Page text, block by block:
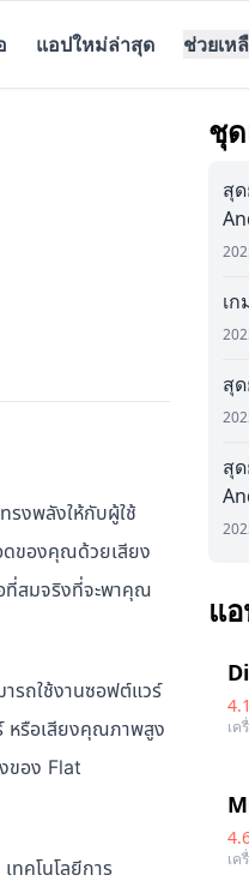
แอปใหม่ล่าสุด ช่วยเห
งพลังให้กับผู้ใช้
ดของคุณด้วยเสียง
ที่สมจริงที่จะพาคุณ
รถใช้งานซอฟต์แวร์
หรือเสียงคุณภาพสูง
ของ Flat
ทคโนโลยีการ
ชุ
สุ
เ
สุ
สุ
แ
4.1
เค
เค